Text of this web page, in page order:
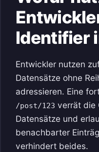
Identifier
Entwickler nutzen
Datensätze ohne
adressieren. Eine
/post/123 verrät die
Datensätze und
benachbarter
verhindert beides.